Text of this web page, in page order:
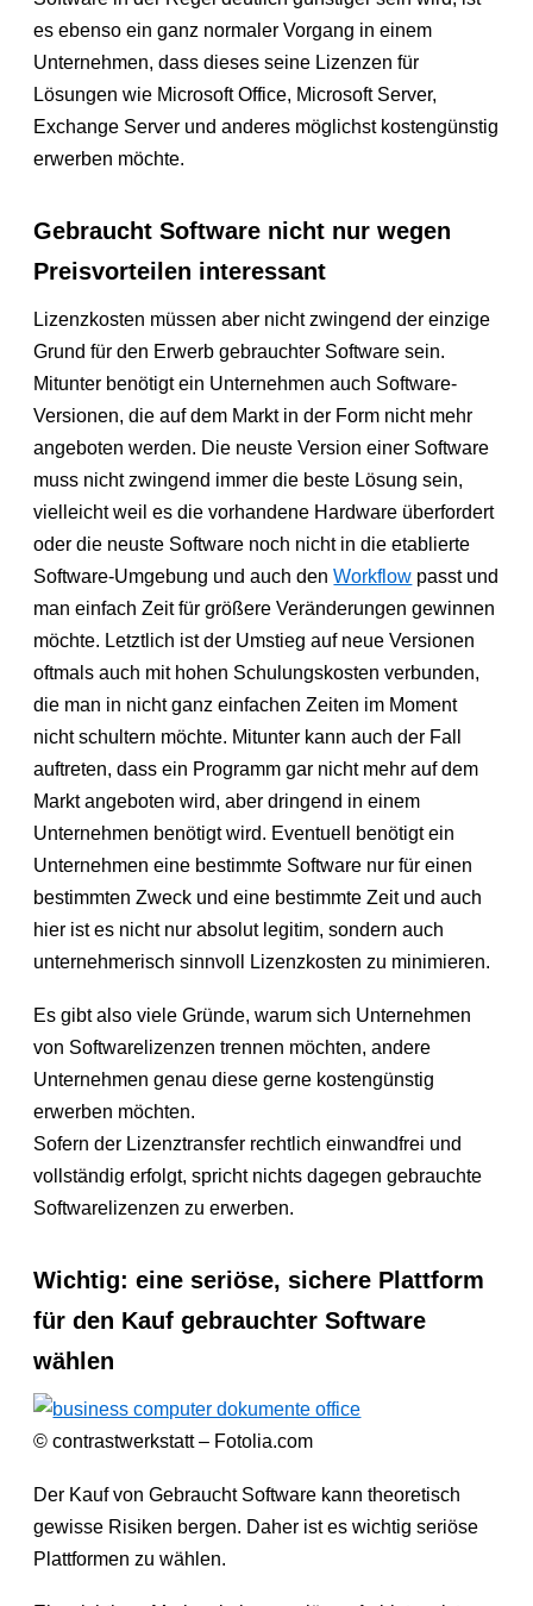
es ebenso ein ganz normaler Vorgang in einem
Unternehmen, dass dieses seine Lizenzen für
Lösungen wie Microsoft Office, Microsoft Server,
Exchange Server und anderes möglichst kostengünstig
erwerben möchte.
Gebraucht Software nicht nur wegen
Preisvorteilen interessant
Lizenzkosten müssen aber nicht zwingend der einzige
Grund für den Erwerb gebrauchter Software sein.
Mitunter benötigt ein Unternehmen auch Software-
Versionen, die auf dem Markt in der Form nicht mehr
angeboten werden. Die neuste Version einer Software
muss nicht zwingend immer die beste Lösung sein,
vielleicht weil es die vorhandene Hardware überfordert
oder die neuste Software noch nicht in die etablierte
Software-Umgebung und auch denWorkflow passt und
man einfach Zeit für größere Veränderungen gewinnen
möchte. Letztlich ist der Umstieg auf neue Versionen
oftmals auch mit hohen Schulungskosten verbunden,
die man in nicht ganz einfachen Zeiten im Moment
nicht schultern möchte. Mitunter kann auch der Fall
auftreten, dass ein Programm gar nicht mehr auf dem
Markt angeboten wird, aber dringend in einem
Unternehmen benötigt wird. Eventuell benötigt ein
Unternehmen eine bestimmte Software nur für einen
bestimmten Zweck und eine bestimmte Zeit und auch
hier ist es nicht nur absolut legitim, sondern auch
unternehmerisch sinnvoll Lizenzkosten zu minimieren.
Es gibt also viele Gründe, warum sich Unternehmen
von Softwarelizenzen trennen möchten, andere
Unternehmen genau diese gerne kostengünstig
erwerben möchten.
Sofern der Lizenztransfer rechtlich einwandfrei und
vollständig erfolgt, spricht nichts dagegen gebrauchte
Softwarelizenzen zu erwerben.
Wichtig: eine seriöse, sichere Plattform
für den Kauf gebrauchter Software
wählen
© contrastwerkstatt – Fotolia.com
Der Kauf von Gebraucht Software kann theoretisch
gewisse Risiken bergen. Daher ist es wichtig seriöse
Plattformen zu wählen.